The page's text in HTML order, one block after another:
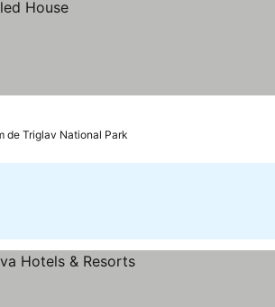
de Triglav National Park